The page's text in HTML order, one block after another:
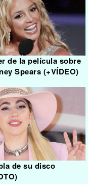
de la película sobre
Spears (+VÍDEO)
de su disco